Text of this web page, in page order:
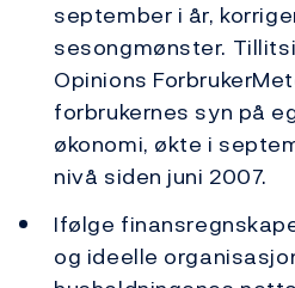
september i år,
sesongmønster.
Opinions
forbrukernes syn på
økonomi, økte i
nivå siden juni 2007.
Ifølge
og ideelle